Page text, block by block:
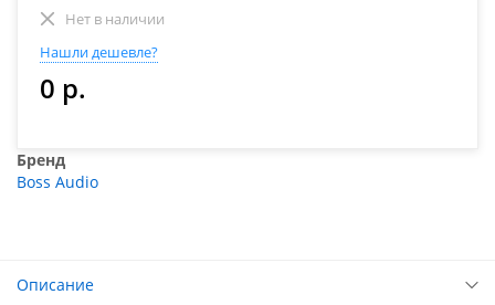
Нет в наличии
Нашли дешевле?
0 р.
Бренд
Boss Audio
Описание